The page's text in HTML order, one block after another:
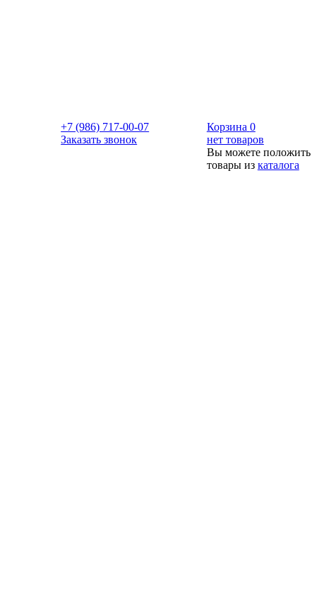
+7 (986) 717-00-07
Заказать звонок
Корзина 0
нет товаров
Вы можете положить
товары из каталога